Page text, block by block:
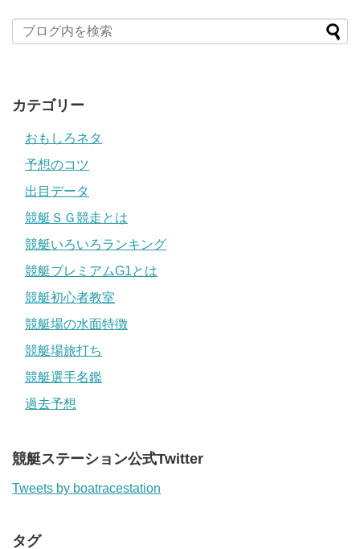
カテゴリー
おもしろネタ
予想のコツ
出目データ
競艇ＳＧ競走とは
競艇いろいろランキング
競艇プレミアムG1とは
競艇初心者教室
競艇場の水面特徴
競艇場旅打ち
競艇選手名鑑
過去予想
競艇ステーション公式Twitter
Tweets by boatracestation
タグ